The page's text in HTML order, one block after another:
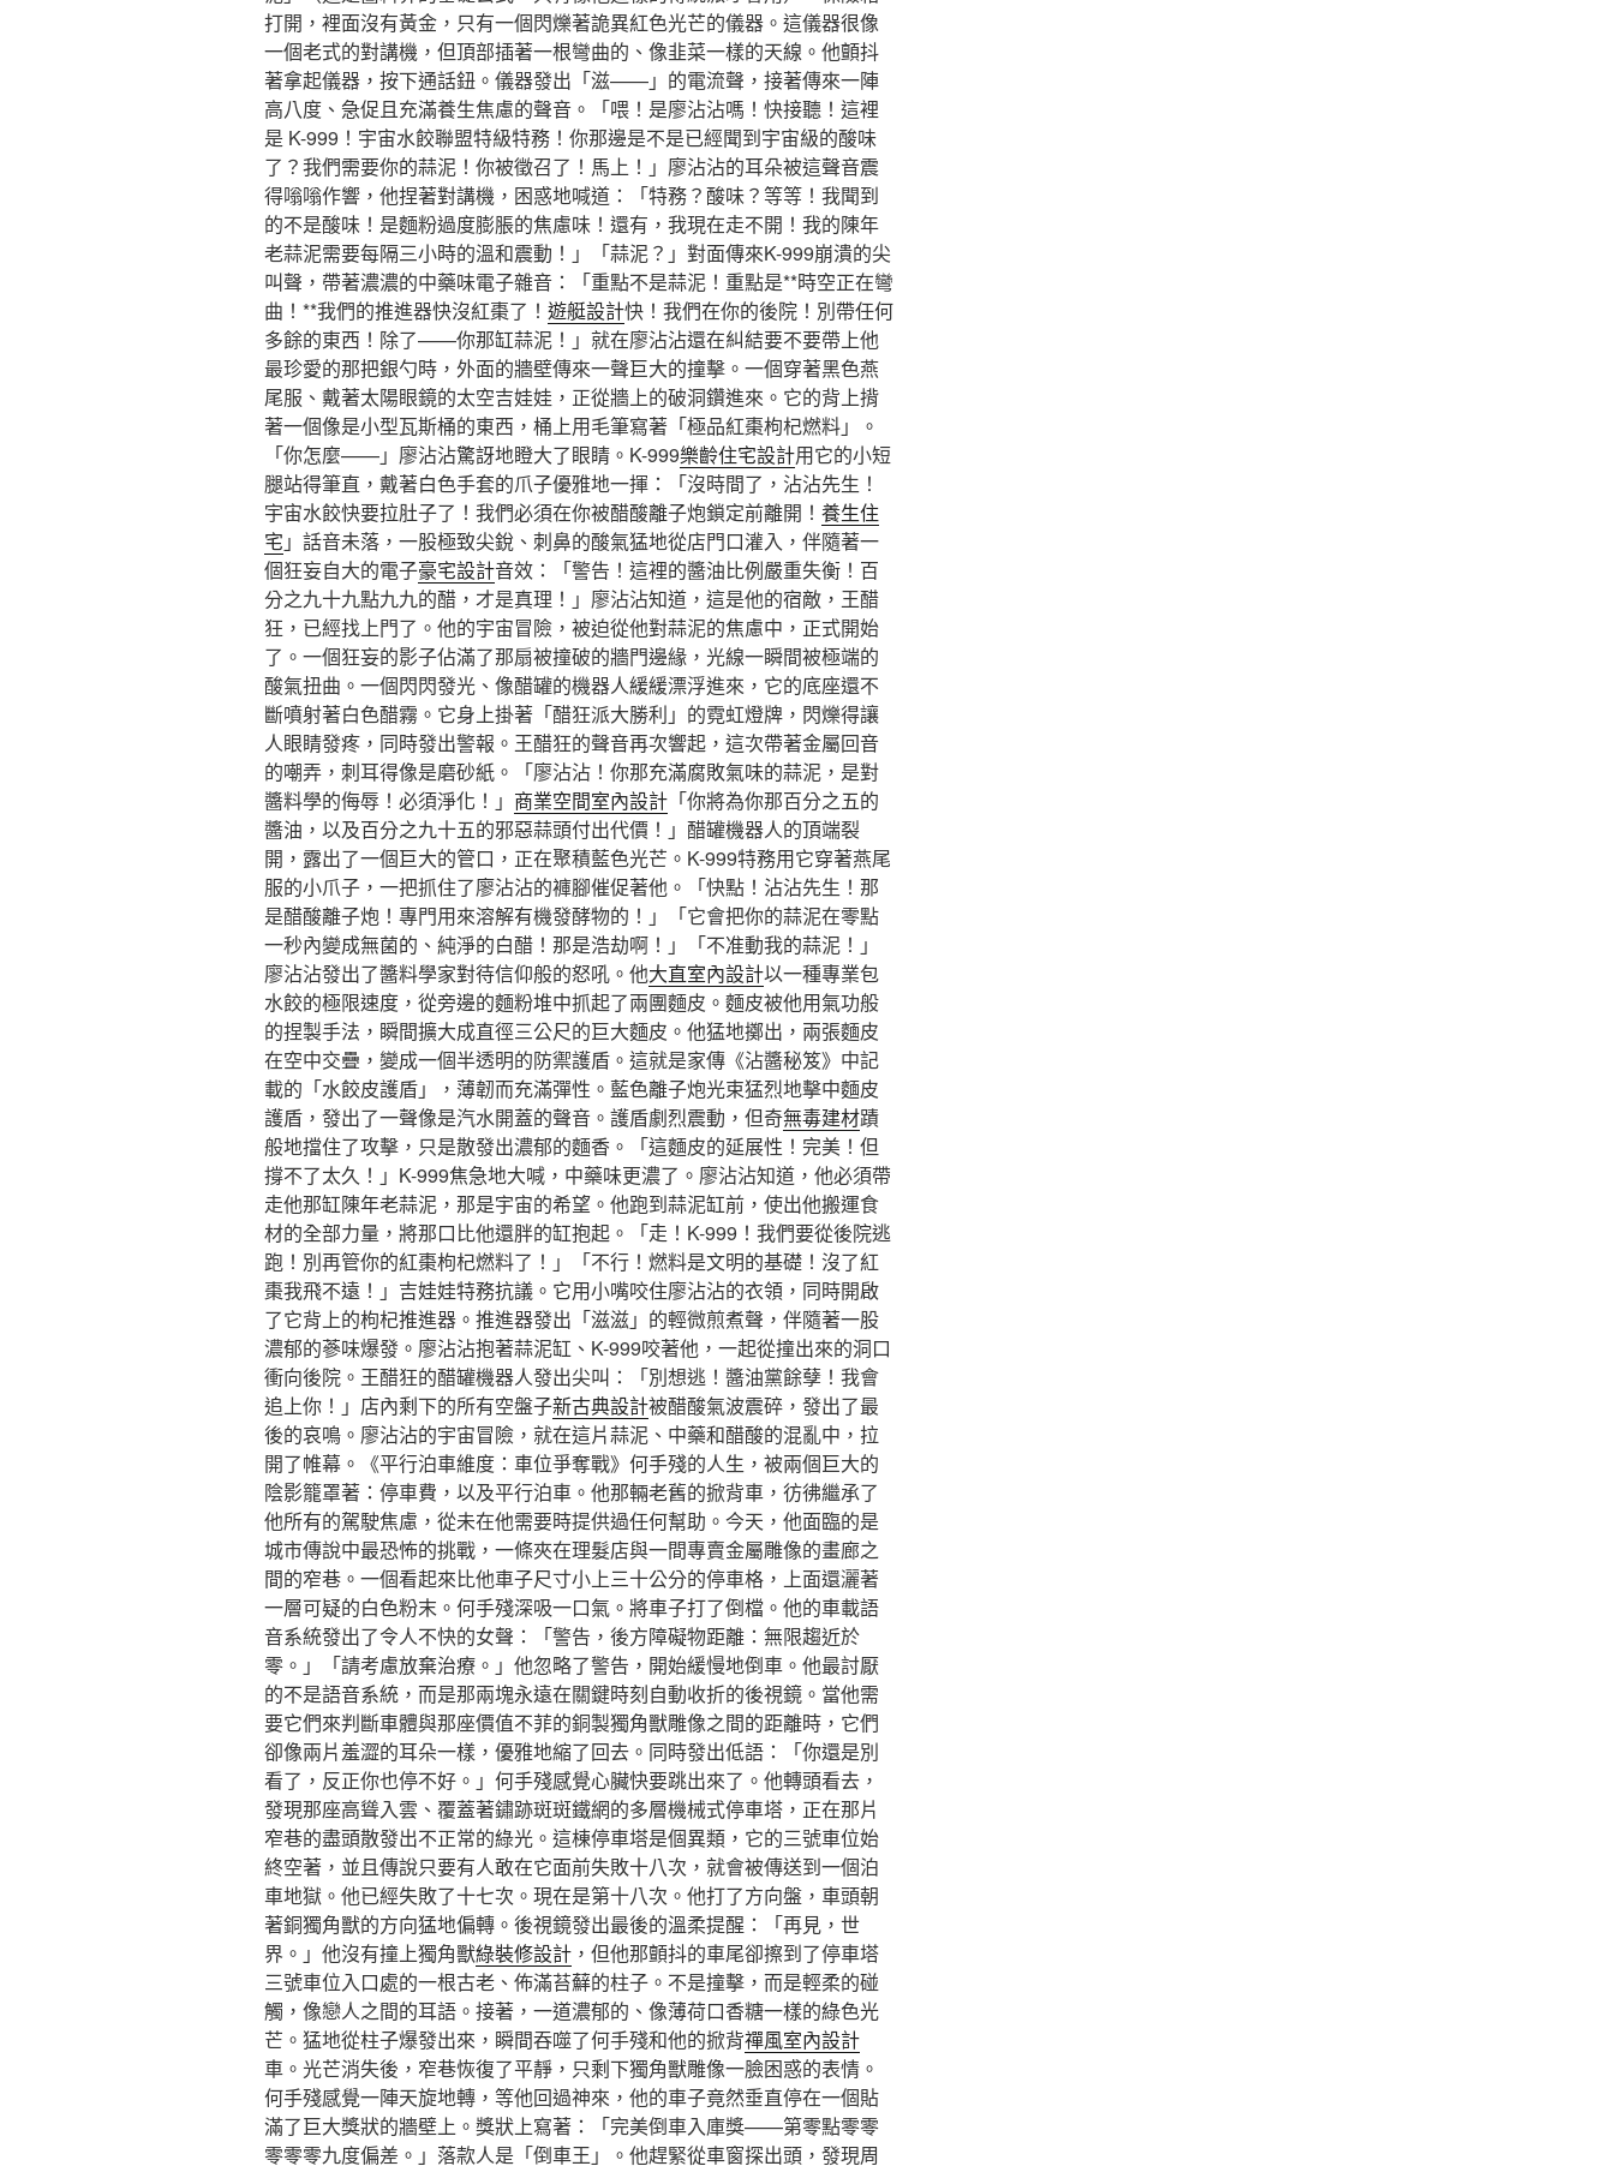
打開，裡面沒有黃金，只有一個閃爍著詭異紅色光芒的儀器。這儀器很像
一個老式的對講機，但頂部插著一根彎曲的、像韭菜一樣的天線。他顫抖
著拿起儀器，按下通話鈕。儀器發出「滋——」的電流聲，接著傳來一陣
高八度、急促且充滿養生焦慮的聲音。「喂！是廖沾沾嗎！快接聽！這裡
是 K-999！宇宙水餃聯盟特級特務！你那邊是不是已經聞到宇宙級的酸味
了？我們需要你的蒜泥！你被徵召了！馬上！」廖沾沾的耳朵被這聲音震
得嗡嗡作響，他捏著對講機，困惑地喊道：「特務？酸味？等等！我聞到
的不是酸味！是麵粉過度膨脹的焦慮味！還有，我現在走不開！我的陳年
老蒜泥需要每隔三小時的溫和震動！」「蒜泥？」對面傳來K-999崩潰的尖
叫聲，帶著濃濃的中藥味電子雜音：「重點不是蒜泥！重點是**時空正在彎
曲！**我們的推進器快沒紅棗了！ 遊艇設計快！我們在你的後院！別帶任何
多餘的東西！除了——你那缸蒜泥！」就在廖沾沾還在糾結要不要帶上他
最珍愛的那把銀勺時，外面的牆壁傳來一聲巨大的撞擊。一個穿著黑色燕
尾服、戴著太陽眼鏡的太空吉娃娃，正從牆上的破洞鑽進來。它的背上揹
著一個像是小型瓦斯桶的東西，桶上用毛筆寫著「極品紅棗枸杞燃料」。
「你怎麼——」廖沾沾驚訝地瞪大了眼睛。K-999樂齡住宅設計用它的小短
腿站得筆直，戴著白色手套的爪子優雅地一揮：「沒時間了，沾沾先生！
宇宙水餃快要拉肚子了！我們必須在你被醋酸離子炮鎖定前離開！ 養生住
宅 」話音未落，一股極致尖銳、刺鼻的酸氣猛地從店門口灌入，伴隨著一
個狂妄自大的電子豪宅設計音效：「警告！這裡的醬油比例嚴重失衡！百
分之九十九點九九的醋，才是真理！」廖沾沾知道，這是他的宿敵，王醋
狂，已經找上門了。他的宇宙冒險，被迫從他對蒜泥的焦慮中，正式開始
了。一個狂妄的影子佔滿了那扇被撞破的牆門邊緣，光線一瞬間被極端的
酸氣扭曲。一個閃閃發光、像醋罐的機器人緩緩漂浮進來，它的底座還不
斷噴射著白色醋霧。它身上掛著「醋狂派大勝利」的霓虹燈牌，閃爍得讓
人眼睛發疼，同時發出警報。王醋狂的聲音再次響起，這次帶著金屬回音
的嘲弄，刺耳得像是磨砂紙。「廖沾沾！你那充滿腐敗氣味的蒜泥，是對
醬料學的侮辱！必須淨化！」 商業空間室內設計 「你將為你那百分之五的
醬油，以及百分之九十五的邪惡蒜頭付出代價！」醋罐機器人的頂端裂
開，露出了一個巨大的管口，正在聚積藍色光芒。K-999特務用它穿著燕尾
服的小爪子，一把抓住了廖沾沾的褲腳催促著他。「快點！沾沾先生！那
是醋酸離子炮！專門用來溶解有機發酵物的！」「它會把你的蒜泥在零點
一秒內變成無菌的、純淨的白醋！那是浩劫啊！」「不准動我的蒜泥！」
廖沾沾發出了醬料學家對待信仰般的怒吼。他大直室內設計以一種專業包
水餃的極限速度，從旁邊的麵粉堆中抓起了兩團麵皮。麵皮被他用氣功般
的捏製手法，瞬間擴大成直徑三公尺的巨大麵皮。他猛地擲出，兩張麵皮
在空中交疊，變成一個半透明的防禦護盾。這就是家傳《沾醬秘笈》中記
載的「水餃皮護盾」，薄韌而充滿彈性。藍色離子炮光束猛烈地擊中麵皮
護盾，發出了一聲像是汽水開蓋的聲音。護盾劇烈震動，但奇無毒建材蹟
般地擋住了攻擊，只是散發出濃郁的麵香。「這麵皮的延展性！完美！但
撐不了太久！」K-999焦急地大喊，中藥味更濃了。廖沾沾知道，他必須帶
走他那缸陳年老蒜泥，那是宇宙的希望。他跑到蒜泥缸前，使出他搬運食
材的全部力量，將那口比他還胖的缸抱起。「走！K-999！我們要從後院逃
跑！別再管你的紅棗枸杞燃料了！」「不行！燃料是文明的基礎！沒了紅
棗我飛不遠！」吉娃娃特務抗議。它用小嘴咬住廖沾沾的衣領，同時開啟
了它背上的枸杞推進器。推進器發出「滋滋」的輕微煎煮聲，伴隨著一股
濃郁的蔘味爆發。廖沾沾抱著蒜泥缸、K-999咬著他，一起從撞出來的洞口
衝向後院。王醋狂的醋罐機器人發出尖叫：「別想逃！醬油黨餘孽！我會
追上你！」店內剩下的所有空盤子新古典設計被醋酸氣波震碎，發出了最
後的哀鳴。廖沾沾的宇宙冒險，就在這片蒜泥、中藥和醋酸的混亂中，拉
開了帷幕。《平行泊車維度：車位爭奪戰》何手殘的人生，被兩個巨大的
陰影籠罩著：停車費，以及平行泊車。他那輛老舊的掀背車，彷彿繼承了
他所有的駕駛焦慮，從未在他需要時提供過任何幫助。今天，他面臨的是
城市傳說中最恐怖的挑戰，一條夾在理髮店與一間專賣金屬雕像的畫廊之
間的窄巷。一個看起來比他車子尺寸小上三十公分的停車格，上面還灑著
一層可疑的白色粉末。何手殘深吸一口氣。將車子打了倒檔。他的車載語
音系統發出了令人不快的女聲：「警告，後方障礙物距離：無限趨近於
零。」「請考慮放棄治療。」他忽略了警告，開始緩慢地倒車。他最討厭
的不是語音系統，而是那兩塊永遠在關鍵時刻自動收折的後視鏡。當他需
要它們來判斷車體與那座價值不菲的銅製獨角獸雕像之間的距離時，它們
卻像兩片羞澀的耳朵一樣，優雅地縮了回去。同時發出低語：「你還是別
看了，反正你也停不好。」何手殘感覺心臟快要跳出來了。他轉頭看去，
發現那座高聳入雲、覆蓋著鏽跡斑斑鐵網的多層機械式停車塔，正在那片
窄巷的盡頭散發出不正常的綠光。這棟停車塔是個異類，它的三號車位始
終空著，並且傳說只要有人敢在它面前失敗十八次，就會被傳送到一個泊
車地獄。他已經失敗了十七次。現在是第十八次。他打了方向盤，車頭朝
著銅獨角獸的方向猛地偏轉。後視鏡發出最後的溫柔提醒：「再見，世
界。」他沒有撞上獨角獸綠裝修設計 ，但他那顫抖的車尾卻擦到了停車塔
三號車位入口處的一根古老、佈滿苔蘚的柱子。不是撞擊，而是輕柔的碰
觸，像戀人之間的耳語。接著，一道濃郁的、像薄荷口香糖一樣的綠色光
芒。猛地從柱子爆發出來，瞬間吞噬了何手殘和他的掀背禪風室內設計
車。光芒消失後，窄巷恢復了平靜，只剩下獨角獸雕像一臉困惑的表情。
何手殘感覺一陣天旋地轉，等他回過神來，他的車子竟然垂直停在一個貼
滿了巨大獎狀的牆壁上。獎狀上寫著：「完美倒車入庫獎——第零點零零
零零零九度偏差。」落款人是「倒車王」。他趕緊從車窗探出頭，發現周